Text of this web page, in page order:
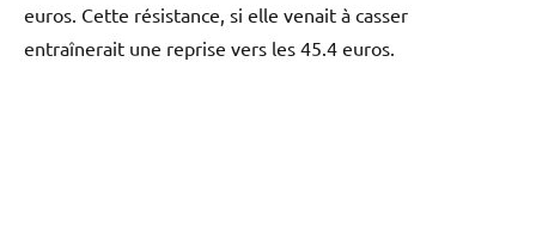
euros. Cette résistance, si elle venait à casser
entraînerait une reprise vers les 45.4 euros.